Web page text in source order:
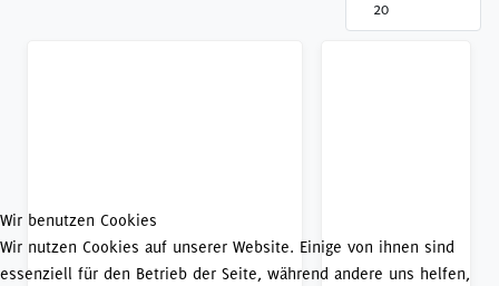
Wir benutzen Cookies
Wir nutzen Cookies auf unserer Website. Einige von ihnen sind
essenziell für den Betrieb der Seite, während andere uns helfen,